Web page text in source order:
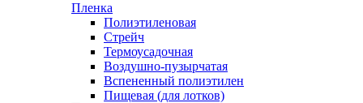
Пленка
Полиэтиленовая
Стрейч
Термоусадочная
Воздушно-пузырчатая
Вспененный полиэтилен
Пищевая (для лотков)